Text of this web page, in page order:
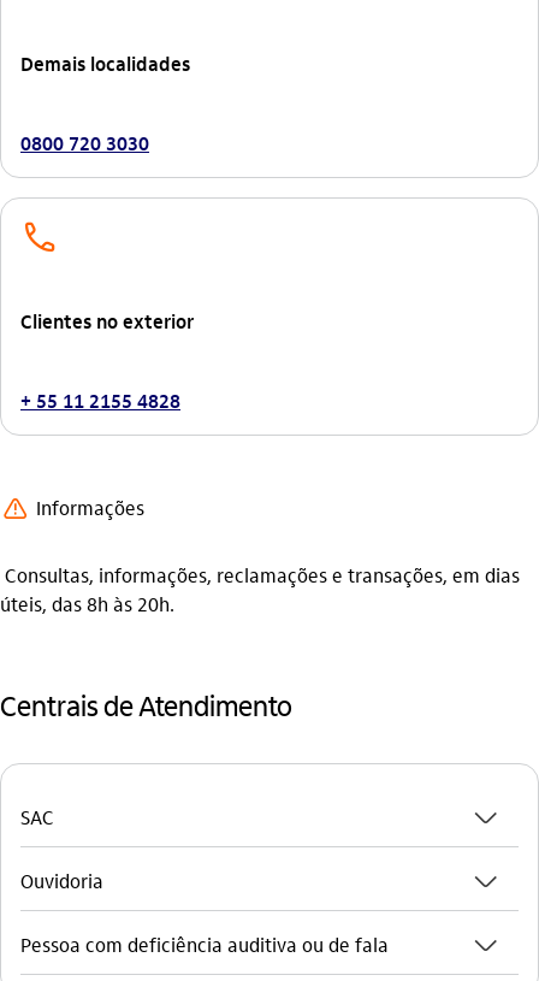
Demais localidades
0800 720 3030
telefone_outline
Clientes no exterior
+ 55 11 2155 4828
aviso_outline Informações
Consultas, informações, reclamações e transações, em dias
úteis, das 8h às 20h.
Centrais de Atendimento
SAC seta_baixo
Ouvidoria seta_baixo
Pessoa com deficiência auditiva ou de fala seta_baixo